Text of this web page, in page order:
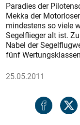
Paradies der
Mekka der
mindestens so viele
Segelflieger alt ist.
Nabel der
fünf
25.05.2011